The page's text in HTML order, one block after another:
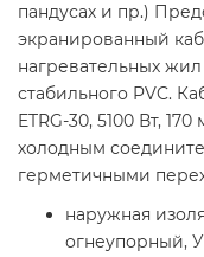
пандусах и пр.)
экранированный
нагревательных
стабильного PVC.
ETRG-30, 5100 Вт,
холодным
герметичными
наружная
огнеупорный,